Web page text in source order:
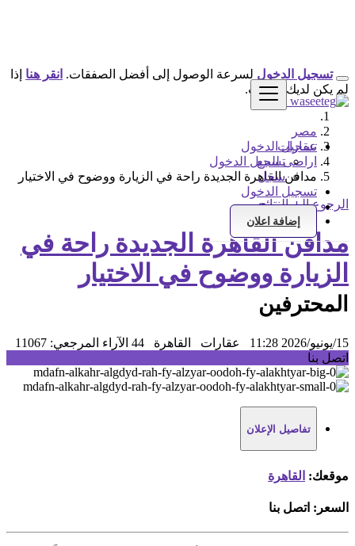
تسجيل الدخول
تسجيل الدخول
سجل
تسجيل الدخول
سجل
إضافة اعلان
تسجيل الدخول لسرعة الوصول إلى أفضل الصفقات. انقر هنا إذا
لم يكن لديك حساب.
مصر
عقارات
اراضى للبيع
مدافن القاهرة الجديدة راحة في الزيارة ووضوح في الاختيار
الرجوع إلى النتائج
مدافن القاهرة الجديدة راحة في
الزيارة ووضوح في الاختيار
المحترفين
15/يونيو/2026 11:28 عقارات القاهرة 44 الآراء
المرجعي: 11067
اتصل بنا
تفاصيل الإعلان
موقعك: القاهرة
السعر: اتصل بنا